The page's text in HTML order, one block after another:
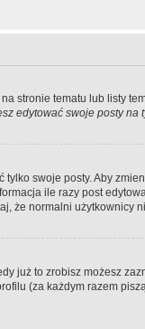
stronie tematu lub listy
edytować swoje posty na
swoje posty. Aby
ile razy post
że normalni użytkownicy
już to zrobisz możesz
(za każdym razem